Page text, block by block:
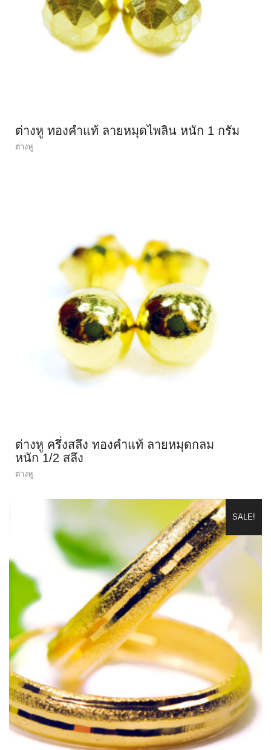
ต่างหู ทองคำแท้ ลายหมุดไพลิน หนัก 1 กรัม
ต่างหู
ต่างหู ครึ่งสลึง ทองคำแท้ ลายหมุดกลม
หนัก 1/2 สลึง
ต่างหู
SALE!